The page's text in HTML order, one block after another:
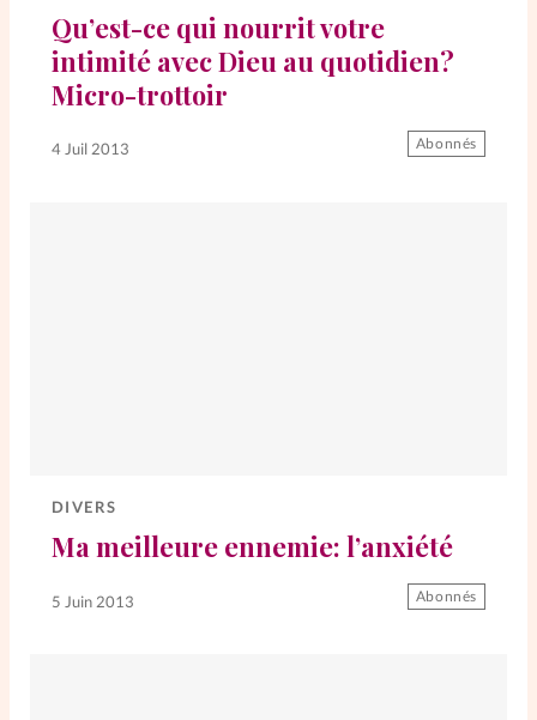
Qu’est-ce qui nourrit votre
intimité avec Dieu au quotidien?
Micro-trottoir
4 Juil 2013 Abonnés
DIVERS
Ma meilleure ennemie: l’anxiété
5 Juin 2013 Abonnés